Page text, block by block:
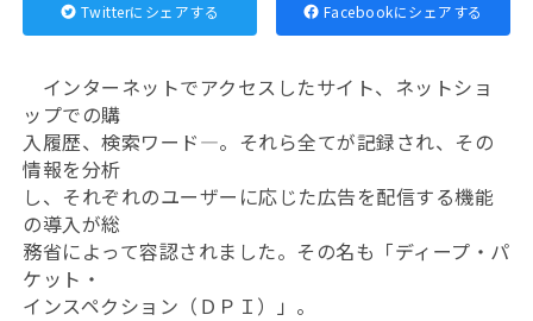
Twitterにシェアする Facebookにシェアする
インターネットでアクセスしたサイト、ネットショ
ップでの購
入履歴、検索ワード―。それら全てが記録され、その
情報を分析
し、それぞれのユーザーに応じた広告を配信する機能
の導入が総
務省によって容認されました。その名も「ディープ・パ
ケット・
インスペクション（ＤＰＩ）」。